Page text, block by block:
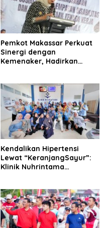
Pemkot Makassar Perkuat
Sinergi dengan
Kemenaker, Hadirkan
Kendalikan Hipertensi
Lewat “KeranjangSayur”:
Klinik Nuhrintama